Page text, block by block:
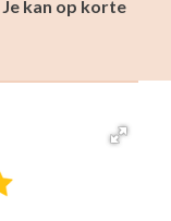
Je kan op korte